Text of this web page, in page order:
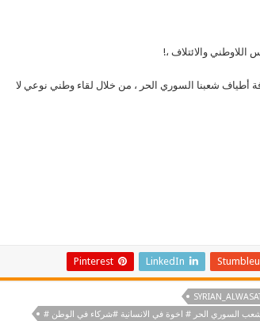
والائتلاف ،!
أطياف شعبنا السوري الحر ، من خلال لقاء وطني نوعي لا
LinkedIn
Pinterest
السوري الحر # اخوة في الانسانية #شركاء في الوطن #